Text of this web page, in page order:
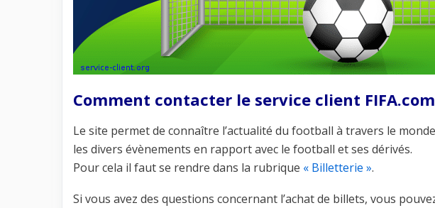
Comment contacter le service client
Le site permet de connaître l’actualité du football à travers le
les divers évènements en rapport avec le football et ses dérivés.
Pour cela il faut se rendre dans la rubrique « Billetterie ».
Si vous avez des questions concernant l’achat de billets, vous